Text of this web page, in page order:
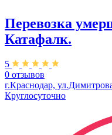
Перевозка
Катафалк.
5
0 отзывов
г.Краснодар,
Круглосуточно